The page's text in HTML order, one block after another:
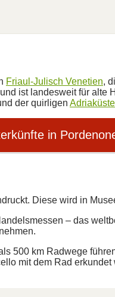
Friaul-Julisch Venetien,
ist landesweit für
der quirligen Adriaküste
in
Diese wird in
– das
500 km Radwege
mit dem Rad